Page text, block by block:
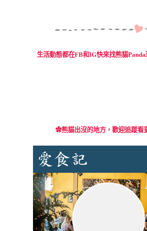
生活動態都在FB和IG快來找熊貓
✿熊貓出沒的地方，歡迎追蹤